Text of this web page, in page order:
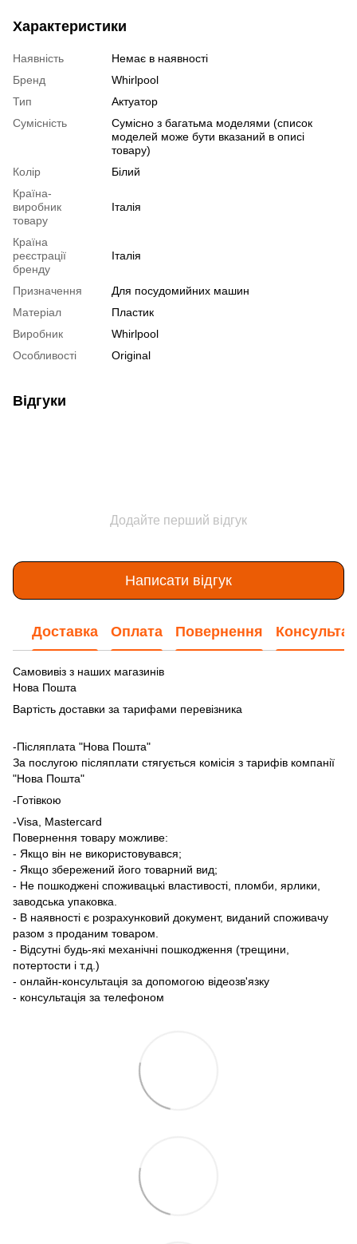
Характеристики
Наявність
Немає в наявності
Бренд
Whirlpool
Тип
Актуатор
Сумісність
Сумісно з багатьма моделями (список
моделей може бути вказаний в описі
товару)
Колір
Білий
Країна-
виробник
товару
Італія
Країна
реєстрації
бренду
Італія
Призначення
Для посудомийних машин
Матеріал
Пластик
Виробник
Whirlpool
Особливості
Original
Відгуки
Додайте перший відгук
Написати відгук
Доставка Оплата Повернення
Самовивіз з наших магазинів
Нова Пошта
Вартість доставки за тарифами перевізника
-Післяплата "Нова Пошта"
За послугою післяплати стягується комісія з тарифів компанії
"Нова Пошта"
-Готівкою
-Visa, Mastercard
Повернення товару можливе:
- Якщо він не використовувався;
- Якщо збережений його товарний вид;
- Не пошкоджені споживацькі властивості, пломби, ярлики,
заводська упаковка.
- В наявності є розрахунковий документ, виданий споживачу
разом з проданим товаром.
- Відсутні будь-які механічні пошкодження (трещини,
потертости і т.д.)
- онлайн-консультація за допомогою відеозв'язку
- консультація за телефоном